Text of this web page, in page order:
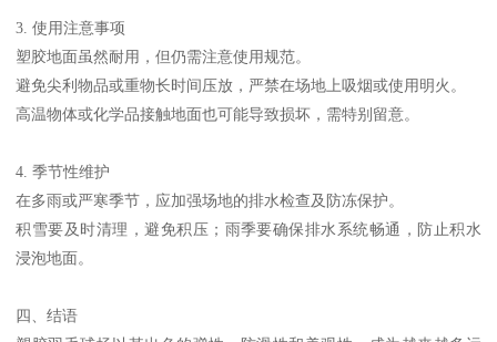
3. 使用注意事项
塑胶地面虽然耐用，但仍需注意使用规范。
避免尖利物品或重物长时间压放，严禁在场地上吸烟或使用明火。
高温物体或化学品接触地面也可能导致损坏，需特别留意。
4. 季节性维护
在多雨或严寒季节，应加强场地的排水检查及防冻保护。
积雪要及时清理，避免积压；雨季要确保排水系统畅通，防止积水
浸泡地面。
四、结语